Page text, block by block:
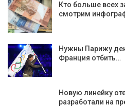
Кто больше всех
смотрим
Нужны Парижу
Франция отбить…
Новую линейку
разработали на